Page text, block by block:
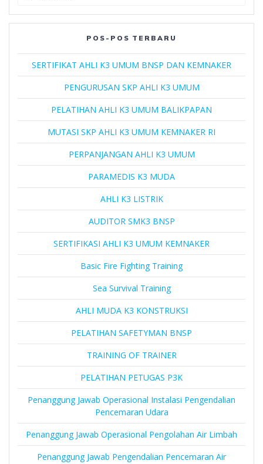
POS-POS TERBARU
SERTIFIKAT AHLI K3 UMUM BNSP DAN KEMNAKER
PENGURUSAN SKP AHLI K3 UMUM
PELATIHAN AHLI K3 UMUM BALIKPAPAN
MUTASI SKP AHLI K3 UMUM KEMNAKER RI
PERPANJANGAN AHLI K3 UMUM
PARAMEDIS K3 MUDA
AHLI K3 LISTRIK
AUDITOR SMK3 BNSP
SERTIFIKASI AHLI K3 UMUM KEMNAKER
Basic Fire Fighting Training
Sea Survival Training
AHLI MUDA K3 KONSTRUKSI
PELATIHAN SAFETYMAN BNSP
TRAINING OF TRAINER
PELATIHAN PETUGAS P3K
Penanggung Jawab Operasional Instalasi Pengendalian
Pencemaran Udara
Penanggung Jawab Operasional Pengolahan Air Limbah
Penanggung Jawab Pengendalian Pencemaran Air